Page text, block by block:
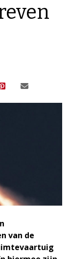
van de